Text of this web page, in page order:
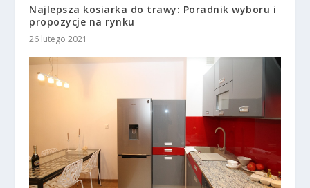
Najlepsza kosiarka do trawy: Poradnik wyboru i
propozycje na rynku
26 lutego 2021